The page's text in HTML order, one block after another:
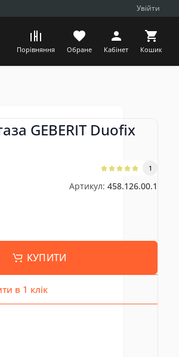
Увійти
Порівняння Обране Кабінет Кошик
GEBERIT Duofix
1
Артикул: 458.126.00.1
КУПИТИ
в 1 клік